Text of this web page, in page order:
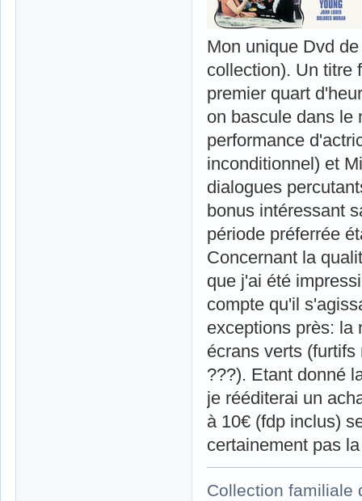
Mon unique Dvd
collection). Un titre
premier quart
on bascule dans le
performance
inconditionnel) et
dialogues
bonus intéressant
période préferrée
Concernant la
que j'ai été
compte qu'il
exceptions près: la
écrans verts
???). Etant donné
je rééditerai un
à 10€ (fdp inclus)
certainement pas
Collection familiale